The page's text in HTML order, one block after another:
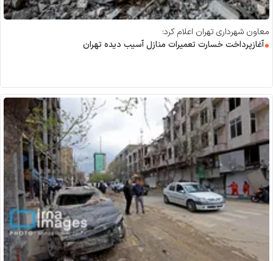
معاون شهرداری تهران اعلام کرد:
آغازپرداخت خسارت تعمیرات منازل آسیب دیده تهران